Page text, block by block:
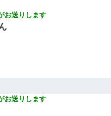
、告げられた結婚条件にブチ切
最悪だった。折角の旅行で何
のだ
お送りします
お送りします